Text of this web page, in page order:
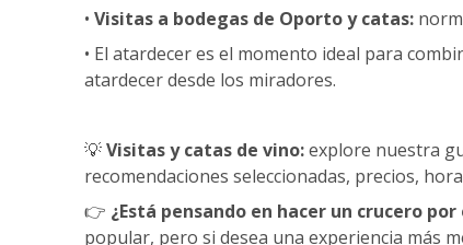
• Visitas a bodegas de Oporto y catas:
• El atardecer es el momento ideal para
atardecer desde los miradores.
💡Visitas y catas de vino:explore nuestra
recomendaciones seleccionadas, precios,
👉 ¿Está pensando en hacer un crucero por
popular, pero si desea una experiencia más